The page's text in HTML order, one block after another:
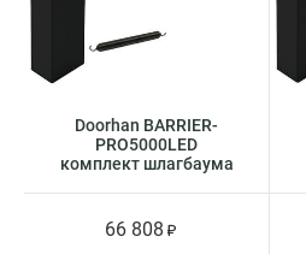
Doorhan BARRIER-
PRO5000LED
комплект шлагбаума
66 808